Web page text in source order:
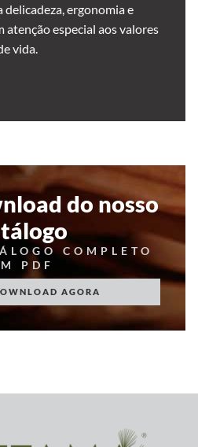
delicadeza, ergonomia e
atenção especial aos valores
vida.
do nosso
COMPLETO
PDF
AGORA